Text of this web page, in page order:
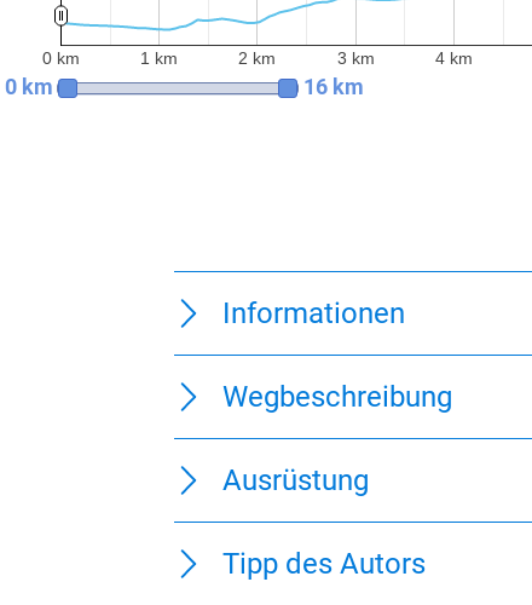
0 km 1 km 2 km 3 km 4 km
0 km 16 km
Informationen
Wegbeschreibung
Ausrüstung
Tipp des Autors